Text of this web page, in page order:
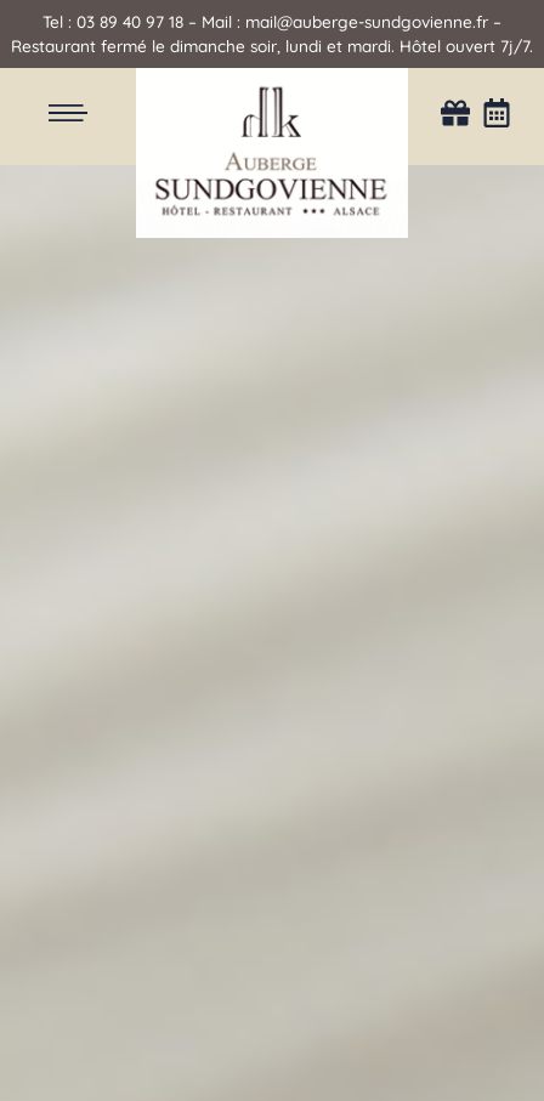
Tel : 03 89 40 97 18 – Mail : mail@auberge-sundgovienne.fr –
Restaurant fermé le dimanche soir, lundi et mardi. Hôtel ouvert 7j/7.